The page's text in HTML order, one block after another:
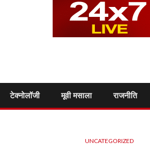
टेक्नोलॉजी मूवी मसाला राजनीति
UNCATEGORIZED